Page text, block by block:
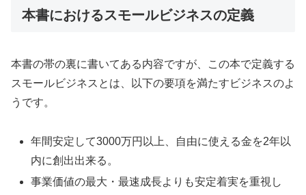
本書におけるスモールビジネスの定義
本書の帯の裏に書いてある内容ですが、この本で定義する
スモールビジネスとは、以下の要項を満たすビジネスのよ
うです。
年間安定して3000万円以上、自由に使える金を2年以
内に創出出来る。
事業価値の最大・最速成長よりも安定着実を重視し